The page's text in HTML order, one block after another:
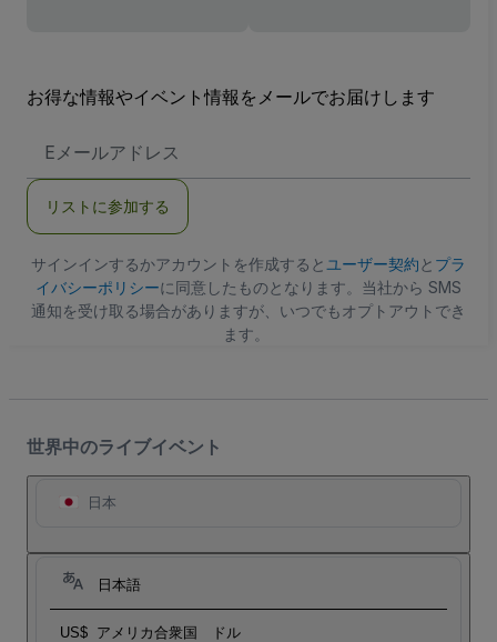
お得な情報やイベント情報をメールでお届けします
メ
ア
ス
リストに参加する
サインインするかアカウントを作成すると ユーザー契約と プラ
イバシーポリシーに同意したものとなります。当社から SMS
通知を受け取る場合がありますが、いつでもオプトアウトでき
ます。
世界中のライブイベント
日本
日本語
US$ アメリカ合衆国 ドル